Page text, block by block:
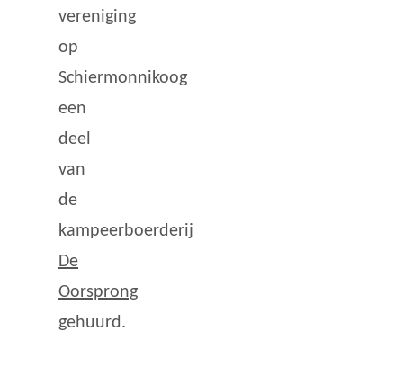
vereniging
op
Schiermonnikoog
een
deel
van
de
kampeerboerderij
De
Oorsprong
gehuurd.